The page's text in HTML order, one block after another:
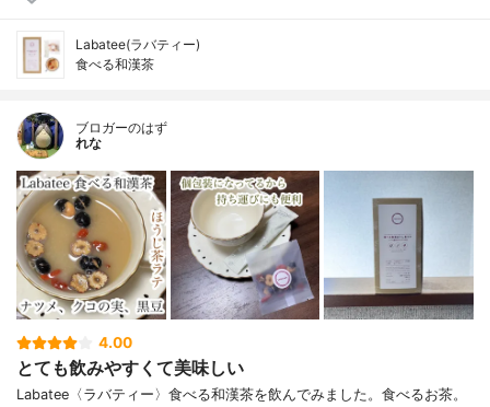
Labatee(ラバティー)
食べる和漢茶
ブロガーのはず
れな
4.00
とても飲みやすくて美味しい
Labatee〈ラバティー〉食べる和漢茶を飲んでみました。食べるお茶。